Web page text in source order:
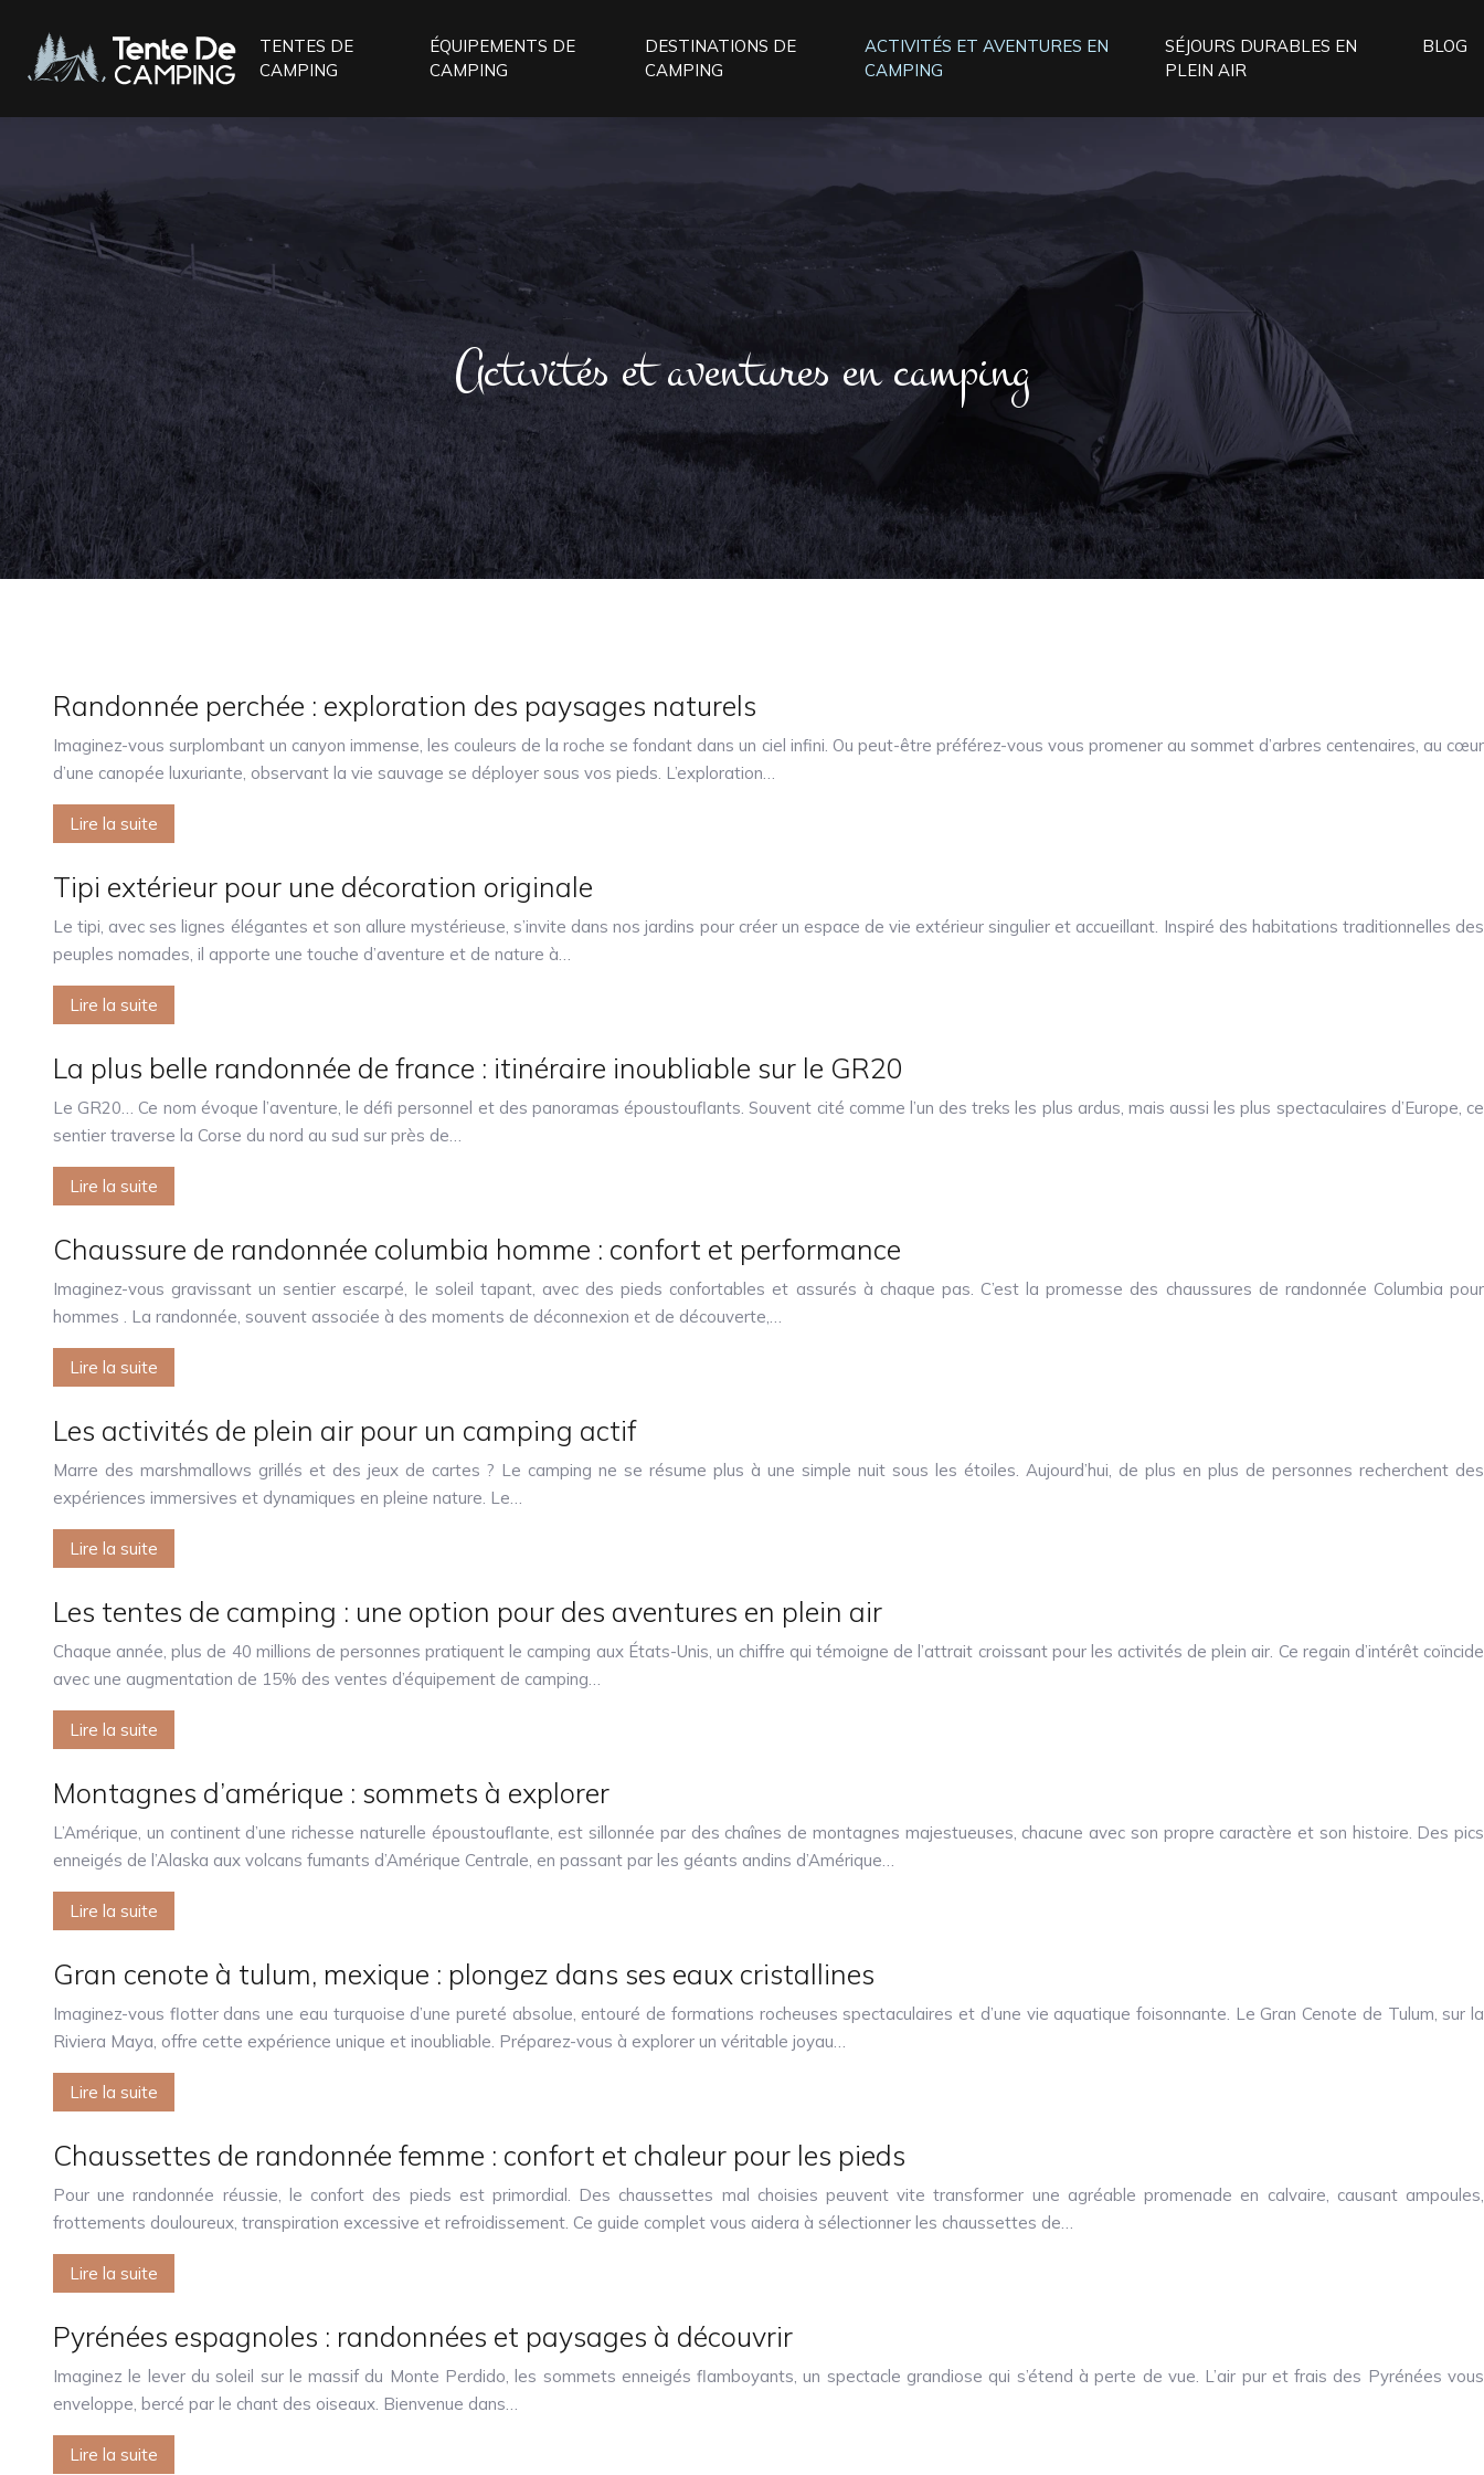
TENTES DE
CAMPING
ÉQUIPEMENTS DE
CAMPING
DESTINATIONS DE
CAMPING
ACTIVITÉS ET AVENTURES EN
CAMPING
SÉJOURS DURABLES EN
PLEIN AIR
BLOG
Activités et aventures en camping
Randonnée perchée : exploration des paysages naturels
Imaginez-vous surplombant un canyon immense, les couleurs de la roche se fondant dans un ciel infini. Ou peut-être préférez-vous vous promener au sommet d’arbres centenaires, au cœur
d’une canopée luxuriante, observant la vie sauvage se déployer sous vos pieds. L’exploration…
Lire la suite
Tipi extérieur pour une décoration originale
Le tipi, avec ses lignes élégantes et son allure mystérieuse, s’invite dans nos jardins pour créer un espace de vie extérieur singulier et accueillant. Inspiré des habitations traditionnelles des
peuples nomades, il apporte une touche d’aventure et de nature à…
Lire la suite
La plus belle randonnée de france : itinéraire inoubliable sur le GR20
Le GR20… Ce nom évoque l’aventure, le défi personnel et des panoramas époustouflants. Souvent cité comme l’un des treks les plus ardus, mais aussi les plus spectaculaires d’Europe, ce
sentier traverse la Corse du nord au sud sur près de…
Lire la suite
Chaussure de randonnée columbia homme : confort et performance
Imaginez-vous gravissant un sentier escarpé, le soleil tapant, avec des pieds confortables et assurés à chaque pas. C’est la promesse des chaussures de randonnée Columbia pour
hommes . La randonnée, souvent associée à des moments de déconnexion et de découverte,…
Lire la suite
Les activités de plein air pour un camping actif
Marre des marshmallows grillés et des jeux de cartes ? Le camping ne se résume plus à une simple nuit sous les étoiles. Aujourd’hui, de plus en plus de personnes recherchent des
expériences immersives et dynamiques en pleine nature. Le…
Lire la suite
Les tentes de camping : une option pour des aventures en plein air
Chaque année, plus de 40 millions de personnes pratiquent le camping aux États-Unis, un chiffre qui témoigne de l’attrait croissant pour les activités de plein air. Ce regain d’intérêt coïncide
avec une augmentation de 15% des ventes d’équipement de camping…
Lire la suite
Montagnes d’amérique : sommets à explorer
L’Amérique, un continent d’une richesse naturelle époustouflante, est sillonnée par des chaînes de montagnes majestueuses, chacune avec son propre caractère et son histoire. Des pics
enneigés de l’Alaska aux volcans fumants d’Amérique Centrale, en passant par les géants andins d’Amérique…
Lire la suite
Gran cenote à tulum, mexique : plongez dans ses eaux cristallines
Imaginez-vous flotter dans une eau turquoise d’une pureté absolue, entouré de formations rocheuses spectaculaires et d’une vie aquatique foisonnante. Le Gran Cenote de Tulum, sur la
Riviera Maya, offre cette expérience unique et inoubliable. Préparez-vous à explorer un véritable joyau…
Lire la suite
Chaussettes de randonnée femme : confort et chaleur pour les pieds
Pour une randonnée réussie, le confort des pieds est primordial. Des chaussettes mal choisies peuvent vite transformer une agréable promenade en calvaire, causant ampoules,
frottements douloureux, transpiration excessive et refroidissement. Ce guide complet vous aidera à sélectionner les chaussettes de…
Lire la suite
Pyrénées espagnoles : randonnées et paysages à découvrir
Imaginez le lever du soleil sur le massif du Monte Perdido, les sommets enneigés flamboyants, un spectacle grandiose qui s’étend à perte de vue. L’air pur et frais des Pyrénées vous
enveloppe, bercé par le chant des oiseaux. Bienvenue dans…
Lire la suite